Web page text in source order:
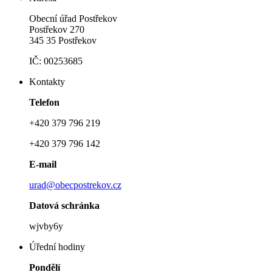
Obecní úřad Postřekov
Postřekov 270
345 35 Postřekov
IČ: 00253685
Kontakty
Telefon
+420 379 796 219
+420 379 796 142
E-mail
urad@obecpostrekov.cz
Datová schránka
wjvby6y
Úřední hodiny
Pondělí